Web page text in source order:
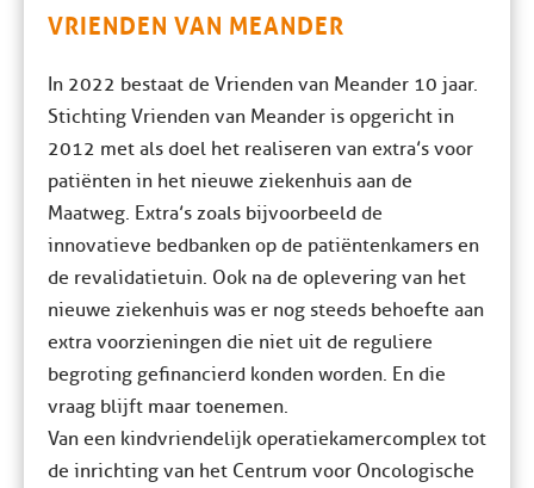
VRIENDEN VAN MEANDER
In 2022 bestaat de Vrienden van Meander 10 jaar.
Stichting Vrienden van Meander is opgericht in
2012 met als doel het realiseren van extra’s voor
patiënten in het nieuwe ziekenhuis aan de
Maatweg. Extra’s zoals bijvoorbeeld de
innovatieve bedbanken op de patiëntenkamers en
de revalidatietuin. Ook na de oplevering van het
nieuwe ziekenhuis was er nog steeds behoefte aan
extra voorzieningen die niet uit de reguliere
begroting gefinancierd konden worden. En die
vraag blijft maar toenemen.
Van een kindvriendelijk operatiekamercomplex tot
de inrichting van het Centrum voor Oncologische